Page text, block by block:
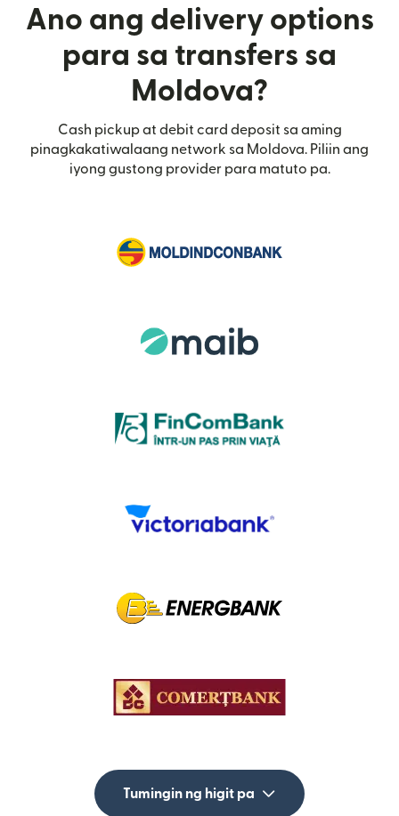
Ano ang delivery options
para sa transfers sa
Moldova?
Cash pickup at debit card deposit sa aming
pinagkakatiwalaang network sa Moldova. Piliin ang
iyong gustong provider para matuto pa.
Tumingin ng higit pa